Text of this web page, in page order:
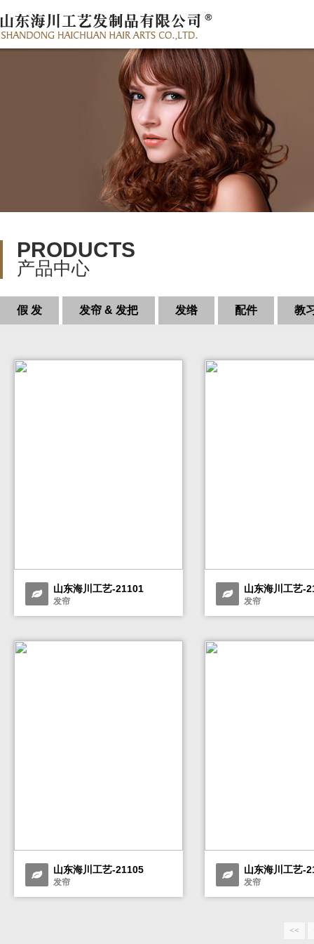
PRODUCTS
产品中心
假 发 发帘 & 发把 发绺 配件 教
山东海川工艺-21101
发帘
山东海川工艺-
发帘
山东海川工艺-21105
发帘
山东海川工艺-
发帘
<<